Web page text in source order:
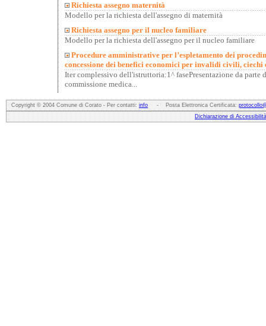
Richiesta assegno maternità
Modello per la richiesta dell'assegno di maternità
Richiesta assegno per il nucleo familiare
Modello per la richiesta dell'assegno per il nucleo familiare
Procedure amministrative per l’espletamento dei
concessione dei benefici economici per invalidi civili,
Iter complessivo dell'istruttoria:1^ fasePresentazione da parte
commissione medica...
Copyright © 2004 Comune di Corato - Per contatti:info- Posta Elettronica Certificata:
Dichiarazione di Accessibilità